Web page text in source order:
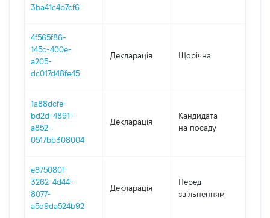
3ba41c4b7cf6
4f565f86-
145c-400e-
a205-
dc017d48fe45
Декларація Щорічна
1a88dcfe-
bd2d-4891-
a852-
0517bb308004
Декларація
Кандидата
на посаду
e875080f-
3262-4d44-
8077-
a5d9da524b92
Декларація
Перед
звільненням